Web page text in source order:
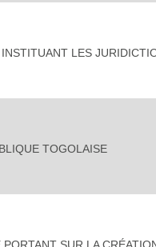
LES
TOGOLAISE
SUR LA